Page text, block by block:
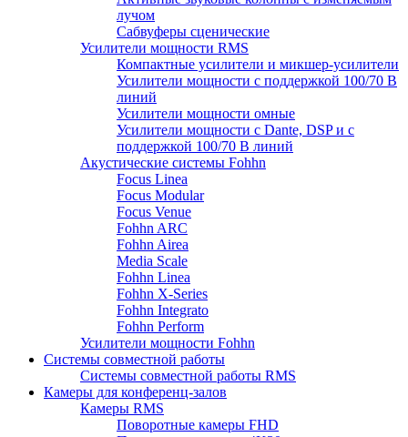
лучом
Сабвуферы сценические
Усилители мощности RMS
Компактные усилители и микшер-усилители
Усилители мощности с поддержкой 100/70 В
линий
Усилители мощности омные
Усилители мощности с Dante, DSP и с
поддержкой 100/70 В линий
Акустические системы Fohhn
Focus Linea
Focus Modular
Focus Venue
Fohhn ARC
Fohhn Airea
Media Scale
Fohhn Linea
Fohhn X-Series
Fohhn Integrato
Fohhn Perform
Усилители мощности Fohhn
Системы совместной работы
Системы совместной работы RMS
Камеры для конференц-залов
Камеры RMS
Поворотные камеры FHD